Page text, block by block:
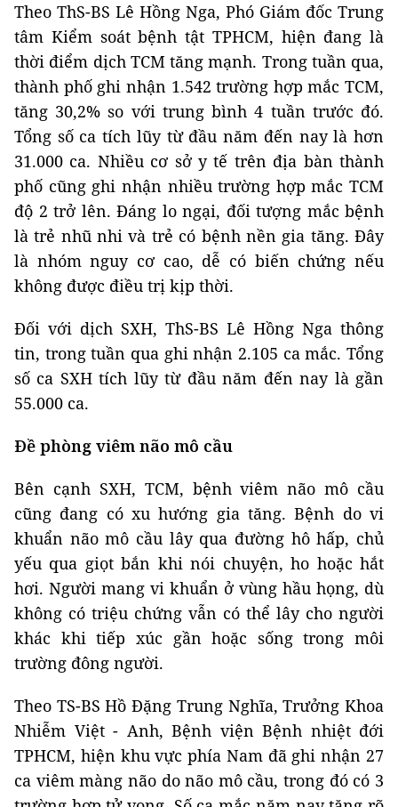
Theo ThS-BS Lê Hồng Nga, Phó Giám đốc Trung
tâm Kiểm soát bệnh tật TPHCM, hiện đang là
thời điểm dịch TCM tăng mạnh. Trong tuần qua,
thành phố ghi nhận 1.542 trường hợp mắc TCM,
tăng 30,2% so với trung bình 4 tuần trước đó.
Tổng số ca tích lũy từ đầu năm đến nay là hơn
31.000 ca. Nhiều cơ sở y tế trên địa bàn thành
phố cũng ghi nhận nhiều trường hợp mắc TCM
độ 2 trở lên. Đáng lo ngại, đối tượng mắc bệnh
là trẻ nhũ nhi và trẻ có bệnh nền gia tăng. Đây
là nhóm nguy cơ cao, dễ có biến chứng nếu
không được điều trị kịp thời.
Đối với dịch SXH, ThS-BS Lê Hồng Nga thông
tin, trong tuần qua ghi nhận 2.105 ca mắc. Tổng
số ca SXH tích lũy từ đầu năm đến nay là gần
55.000 ca.
Đề phòng viêm não mô cầu
Bên cạnh SXH, TCM, bệnh viêm não mô cầu
cũng đang có xu hướng gia tăng. Bệnh do vi
khuẩn não mô cầu lây qua đường hô hấp, chủ
yếu qua giọt bắn khi nói chuyện, ho hoặc hắt
hơi. Người mang vi khuẩn ở vùng hầu họng, dù
không có triệu chứng vẫn có thể lây cho người
khác khi tiếp xúc gần hoặc sống trong môi
trường đông người.
Theo TS-BS Hồ Đặng Trung Nghĩa, Trưởng Khoa
Nhiễm Việt - Anh, Bệnh viện Bệnh nhiệt đới
TPHCM, hiện khu vực phía Nam đã ghi nhận 27
ca viêm màng não do não mô cầu, trong đó có 3